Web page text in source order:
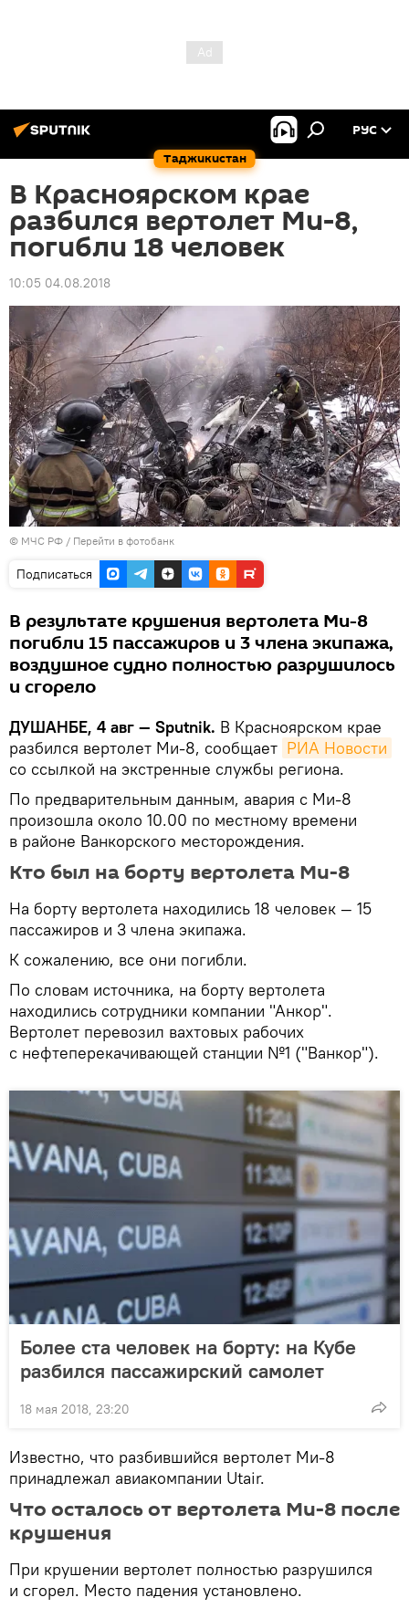
Таджикистан
РУС
В Красноярском крае
разбился вертолет Ми-8,
погибли 18 человек
10:05 04.08.2018
© МЧС РФ / Перейти в фотобанк
Подписаться
В результате крушения вертолета Ми-8
погибли 15 пассажиров и 3 члена экипажа,
воздушное судно полностью разрушилось
и сгорело
ДУШАНБЕ, 4 авг — Sputnik. В Красноярском крае
разбился вертолет Ми-8, сообщает РИА Новости
со ссылкой на экстренные службы региона.
По предварительным данным, авария с Ми-8
произошла около 10.00 по местному времени
в районе Ванкорского месторождения.
Кто был на борту вертолета Ми-8
На борту вертолета находились 18 человек — 15
пассажиров и 3 члена экипажа.
К сожалению, все они погибли.
По словам источника, на борту вертолета
находились сотрудники компании "Анкор".
Вертолет перевозил вахтовых рабочих
с нефтеперекачивающей станции №1 ("Ванкор").
Более ста человек на борту: на Кубе
разбился пассажирский самолет
18 мая 2018, 23:20
Известно, что разбившийся вертолет Ми-8
принадлежал авиакомпании Utair.
Что осталось от вертолета Ми-8 после
крушения
При крушении вертолет полностью разрушился
и сгорел. Место падения установлено.